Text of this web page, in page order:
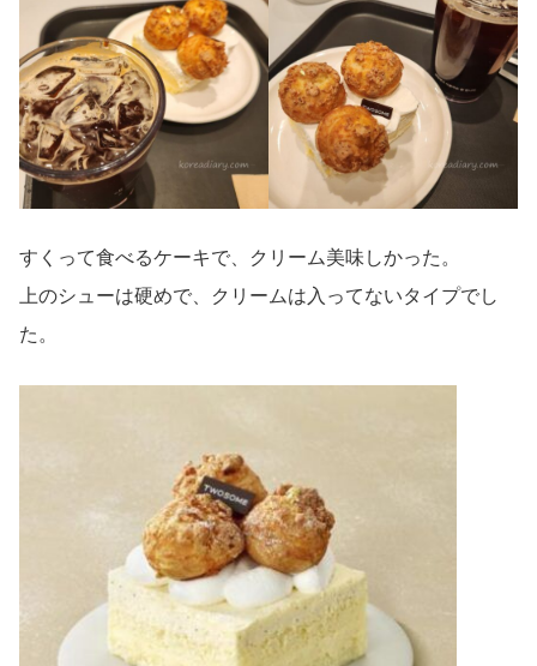
すくって食べるケーキで、クリーム美味しかった。
上のシューは硬めで、クリームは入ってないタイプでし
た。